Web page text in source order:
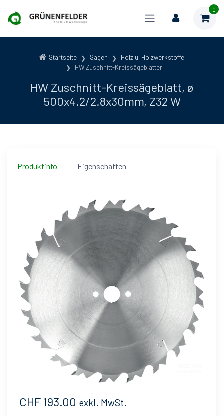
0
Startseite Sägen
Holz u. Holzwerkstoffe
HW Zuschnitt-Kreissägeblätter
HW Zuschnitt-Kreissägeblatt, ø
500x4.2/2.8x30mm, Z32 W
Produktinfo Eigenschaften
CHF 193.00 exkl. MwSt.